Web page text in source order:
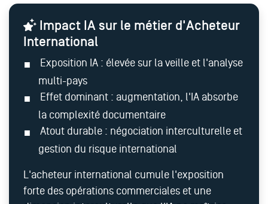
Impact IA sur le métier d'Acheteur
International
Exposition IA : élevée sur la veille et l'analyse
multi-pays
Effet dominant : augmentation, l'IA absorbe
la complexité documentaire
Atout durable : négociation interculturelle et
gestion du risque international
L'acheteur international cumule l'exposition
forte des opérations commerciales et une